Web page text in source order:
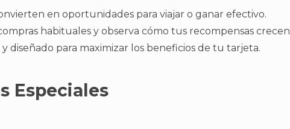
en oportunidades para viajar o ganar efectivo.
habituales y observa cómo tus recompensas crecen
diseñado para maximizar los beneficios de tu tarjeta.
Especiales